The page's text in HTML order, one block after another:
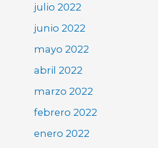
julio 2022
junio 2022
mayo 2022
abril 2022
marzo 2022
febrero 2022
enero 2022